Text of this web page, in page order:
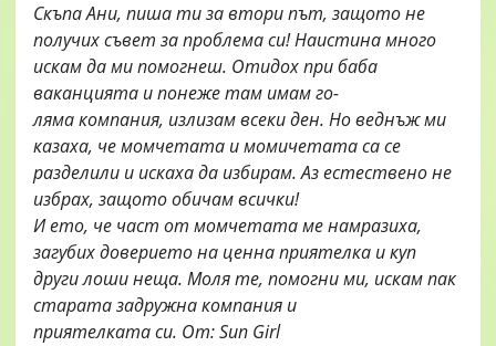
Скъпа Ани, пиша ти за втори път, защото не
получих съвет за проблема си! Наистина много
искам да ми помогнеш. Отидох при баба
ваканцията и понеже там имам го-
ляма компания, излизам всеки ден. Но веднъж ми
казаха, че момчетата и момичетата са се
разделили и искаха да избирам. Аз естествено не
избрах, защото обичам всички!
И ето, че част от момчетата ме намразиха,
загубих доверието на ценна приятелка и куп
други лоши неща. Моля те, помогни ми, искам пак
старата задружна компания и
приятелката си. От: Sun Girl